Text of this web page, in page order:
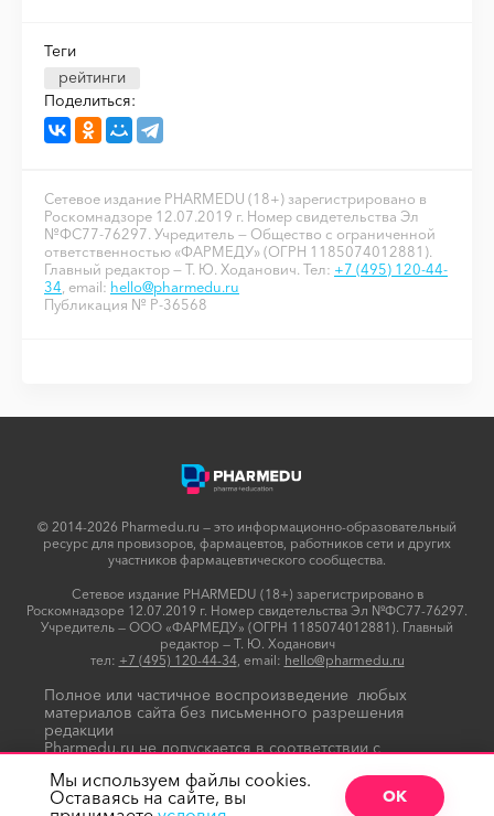
Теги
рейтинги
Поделиться:
Сетевое издание PHARMEDU (18+) зарегистрировано в
Роскомнадзоре 12.07.2019 г. Номер свидетельства Эл
№ФС77-76297. Учредитель — Общество с ограниченной
ответственностью «ФАРМЕДУ» (ОГРН 1185074012881).
Главный редактор — Т. Ю. Ходанович. Тел: +7 (495) 120-44-
34 , email: hello@pharmedu.ru
Публикация № P-36568
© 2014-2026 Pharmedu.ru — это информационно-образовательный
ресурс для провизоров, фармацевтов, работников сети и других
участников фармацевтического сообщества.
Сетевое издание PHARMEDU (18+) зарегистрировано в
Роскомнадзоре 12.07.2019 г. Номер свидетельства Эл №ФС77-76297.
Учредитель — ООО «ФАРМЕДУ» (ОГРН 1185074012881). Главный
редактор — Т. Ю. Ходанович
тел: +7 (495) 120-44-34, email: hello@pharmedu.ru
Полное или частичное воспроизведение любых
материалов сайта без письменного разрешения
редакции
Pharmedu.ru не допускается в соответствии с
Мы используем файлы cookies.
Оставаясь на сайте, вы
ОК